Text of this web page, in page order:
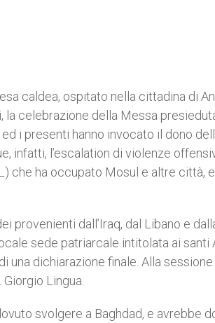
caldea, ospitato nella cittadina di
celebrazione della Messa
i presenti hanno invocato il dono
infatti, l’escalation di violenze
che ha occupato Mosul e altre città,
provenienti dall’Iraq, dal Libano e
sede patriarcale intitolata ai santi
dichiarazione finale. Alla sessione
Lingua.
svolgere a Baghdad, e avrebbe